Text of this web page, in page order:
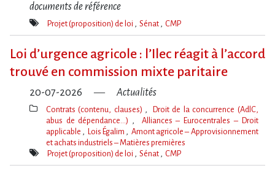
documents de référence
Mot(s)-
Projet (proposition) de loi Sénat CMP
Loi d​‌’urgence agricole : l​‌’Ilec réagit à l​‌’accord
trouvé en commission mixte paritaire
20-07-2026 Actualités
Thèmes(s)
Contrats (contenu, clauses)
Droit de la concurrence (AdlC,
abus de dépendance…)
Alliances – Eurocentrales – Droit
applicable
Lois Égalim
Amont agricole – Approvisionnement
et achats industriels – Matières premières
Mot(s)-
Projet (proposition) de loi Sénat CMP